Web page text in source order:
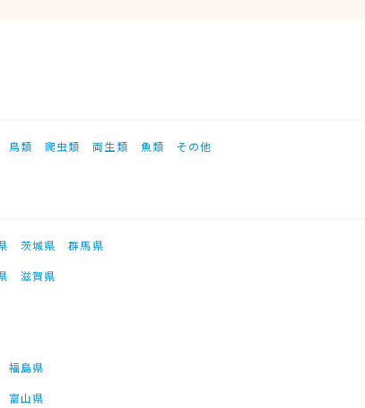
鳥類 爬虫類 両生類 魚類 その他
茨城県
群馬県
滋賀県
福島県
富山県